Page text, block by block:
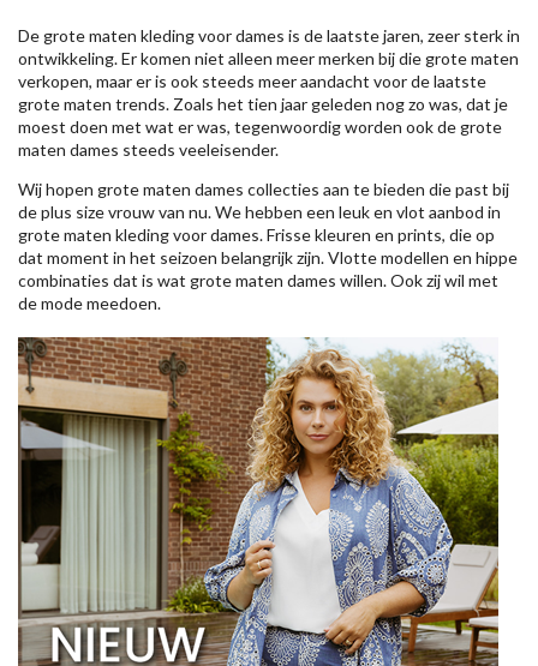
De grote maten kleding voor dames is de laatste jaren, zeer sterk in
ontwikkeling. Er komen niet alleen meer merken bij die grote maten
verkopen, maar er is ook steeds meer aandacht voor de laatste
grote maten trends. Zoals het tien jaar geleden nog zo was, dat je
moest doen met wat er was, tegenwoordig worden ook de grote
maten dames steeds veeleisender.
Wij hopen grote maten dames collecties aan te bieden die past bij
de plus size vrouw van nu. We hebben een leuk en vlot aanbod in
grote maten kleding voor dames. Frisse kleuren en prints, die op
dat moment in het seizoen belangrijk zijn. Vlotte modellen en hippe
combinaties dat is wat grote maten dames willen. Ook zij wil met
de mode meedoen.